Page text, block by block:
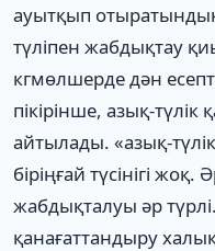
ауытқып
түліпен жабдықтау
кгмөлшерде дән
пікірінше, азық-түлік
айтылады. «азық-
біріңғай түсінігі
жабдықталуы әр
қанағаттандыру